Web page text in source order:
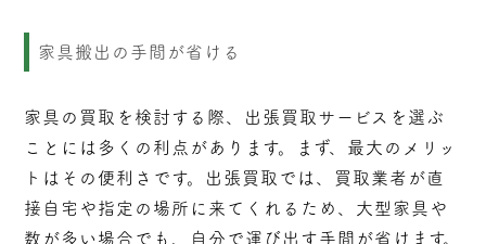
家具搬出の手間が省ける
家具の買取を検討する際、出張買取サービスを選ぶ
ことには多くの利点があります。まず、最大のメリッ
トはその便利さです。出張買取では、買取業者が直
接自宅や指定の場所に来てくれるため、大型家具や
数が多い場合でも、自分で運び出す手間が省けます。